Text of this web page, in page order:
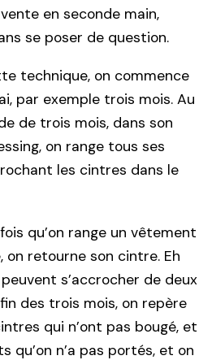
en seconde main,
se poser de question.
technique, on commence
par exemple trois mois. Au
de trois mois, dans son
on range tous ses
les cintres dans le
qu’on range un vêtement
on retourne son cintre. Eh
s’accrocher de deux
des trois mois, on repère
qui n’ont pas bougé, et
qu’on n’a pas portés, et on